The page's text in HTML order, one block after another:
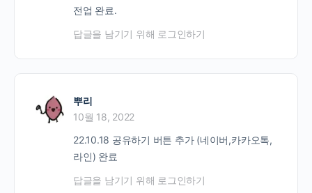
전업 완료.
답글을 남기기 위해 로그인하기
뿌리
10월 18, 2022
22.10.18 공유하기 버튼 추가 (네이버,카카오톡,
라인) 완료
답글을 남기기 위해 로그인하기